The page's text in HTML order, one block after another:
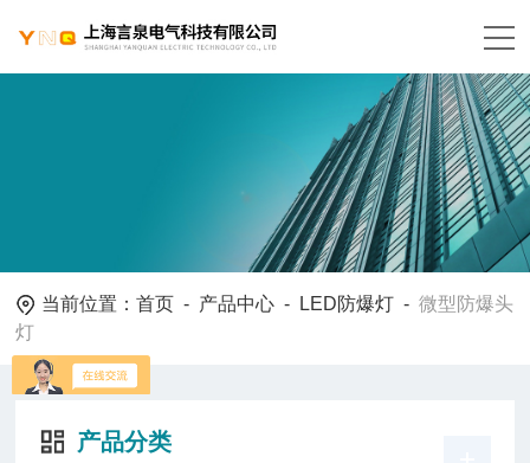
当前位置：首页 - 产品中心 - LED防爆灯 -微型防爆头
灯
产品分类